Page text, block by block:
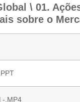
\ 01.
sobre o
-.MP4